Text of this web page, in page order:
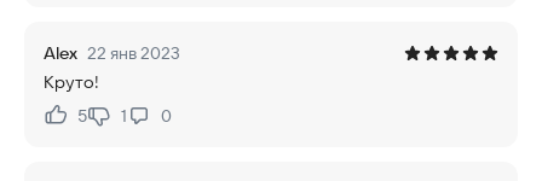
Alex 22 янв 2023
Круто!
Нравится:
5Не нравится:
1 0